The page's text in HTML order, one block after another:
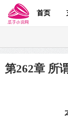
首页
第262章 所